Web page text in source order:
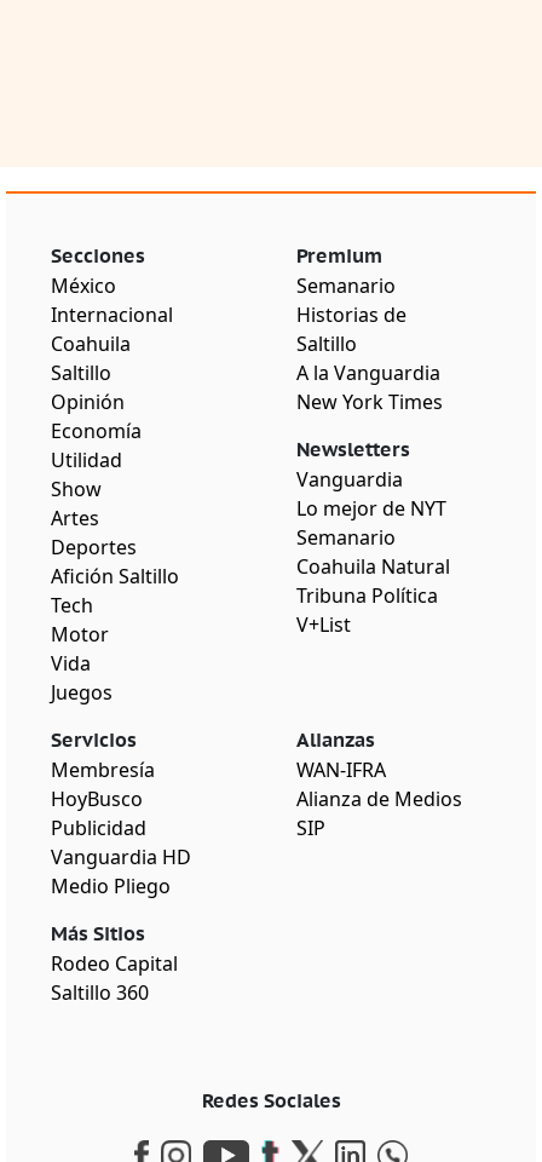
Secciones
México
Internacional
Coahuila
Saltillo
Opinión
Economía
Utilidad
Show
Artes
Deportes
Afición Saltillo
Tech
Motor
Vida
Juegos
Premium
Semanario
Historias de
Saltillo
A la Vanguardia
New York Times
Newsletters
Vanguardia
Lo mejor de NYT
Semanario
Coahuila Natural
Tribuna Política
V+List
Servicios
Membresía
HoyBusco
Publicidad
Vanguardia HD
Medio Pliego
Más Sitios
Rodeo Capital
Saltillo 360
Alianzas
WAN-IFRA
Alianza de Medios
SIP
Redes Sociales